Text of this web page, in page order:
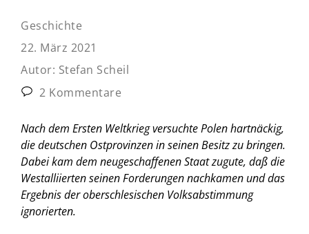
Geschichte
22. März 2021
Autor: Stefan Scheil
2 Kommentare
Nach dem Ersten Weltkrieg versuchte Polen hartnäckig,
die deutschen Ostprovinzen in seinen Besitz zu bringen.
Dabei kam dem neugeschaffenen Staat zugute, daß die
Westalliierten seinen Forderungen nachkamen und das
Ergebnis der oberschlesischen Volksabstimmung
ignorierten.